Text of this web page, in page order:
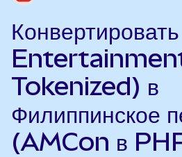
Tokenized) в
Филиппинское
(AMCon в